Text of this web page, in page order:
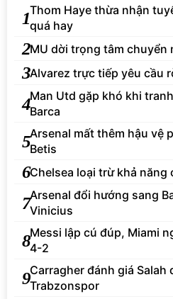
1Thom Haye thừa nhận
quá hay
2MU dời trọng tâm chuyển
3Alvarez trực tiếp yêu cầu
4Man Utd gặp khó khi
Barca
5Arsenal mất thêm hậu vệ
Betis
6Chelsea loại trừ khả năng
7Arsenal đổi hướng sang
Vinicius
8Messi lập cú đúp, Miami
4-2
9Carragher đánh giá Salah
Trabzonspor